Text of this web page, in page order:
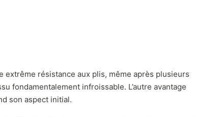
extrême résistance aux plis, même après plusieurs
fondamentalement infroissable. L’autre avantage
son aspect initial.